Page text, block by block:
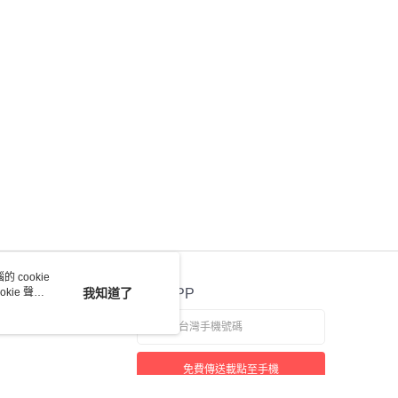
官方APP
免費傳送載點至手機
的 cookie
聲明
我知道了